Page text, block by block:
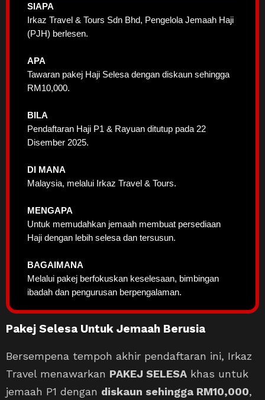
SIAPA
Irkaz Travel & Tours Sdn Bhd, Pengelola Jemaah Haji
(PJH) berlesen.
APA
Tawaran pakej Haji Selesa dengan diskaun sehingga
RM10,000.
BILA
Pendaftaran Haji P1 & Rayuan ditutup pada 22
Disember 2025.
DI MANA
Malaysia, melalui Irkaz Travel & Tours.
MENGAPA
Untuk memudahkan jemaah membuat persediaan
Haji dengan lebih selesa dan tersusun.
BAGAIMANA
Melalui pakej berfokuskan keselesaan, bimbingan
ibadah dan pengurusan berpengalaman.
Pakej Selesa Untuk Jemaah Berusia
Bersempena tempoh akhir pendaftaran ini, Irkaz
Travel menawarkan PAKEJ SELESA khas untuk
jemaah P1 dengan diskaun sehingga RM10,000,